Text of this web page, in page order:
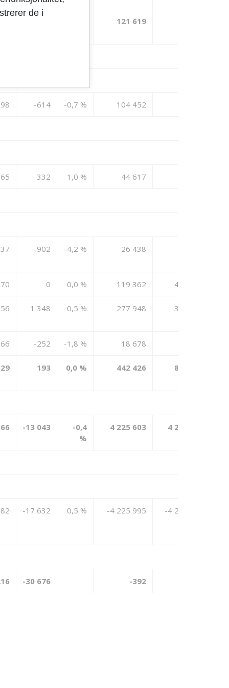
121 619
-614 -0,7 % 104 452
332 1,0 % 44 617
-902 -4,2 % 26 438
0 0,0 % 119 362 461 058
1 348 0,5 % 277 948 326 185
-252 -1,8 % 18 678
193 0,0 % 442 426 830 195
-13 043
-0,4
%
4 225 603 4 243 236
-17 632 0,5 % -4 225 995 -4 243 236
-30 676 -392
de i